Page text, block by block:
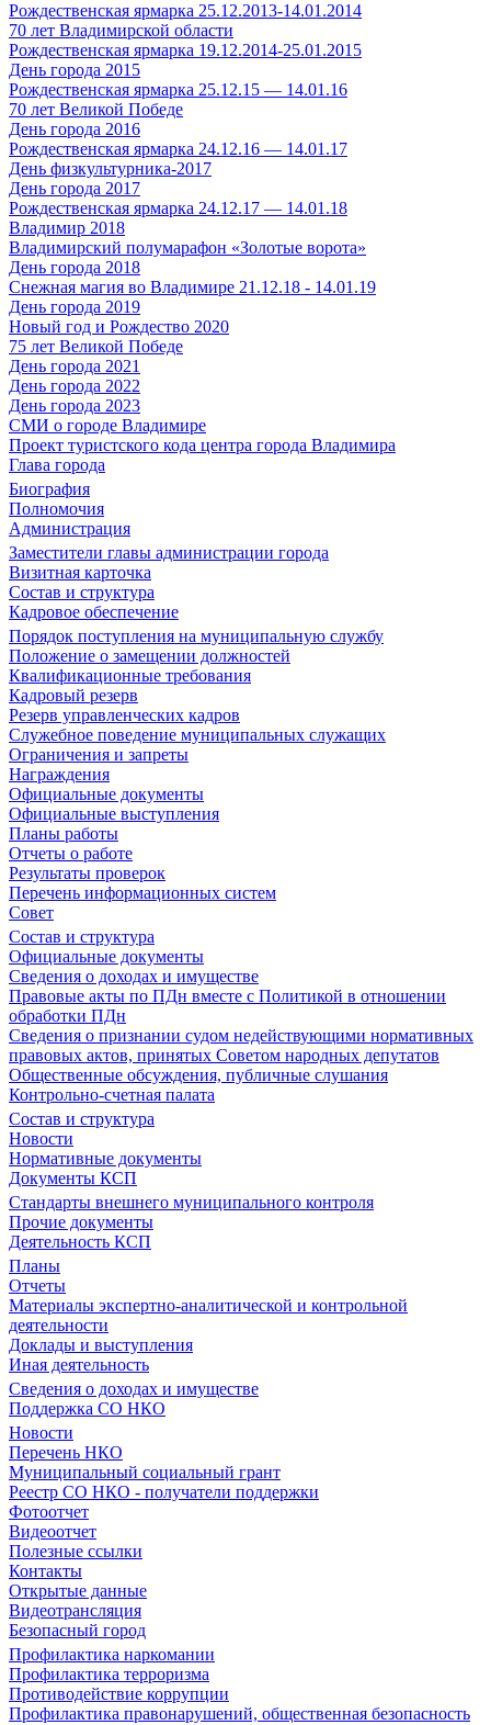
Рождественская ярмарка 25.12.2013-14.01.2014
70 лет Владимирской области
Рождественская ярмарка 19.12.2014-25.01.2015
День города 2015
Рождественская ярмарка 25.12.15 — 14.01.16
70 лет Великой Победе
День города 2016
Рождественская ярмарка 24.12.16 — 14.01.17
День физкультурника-2017
День города 2017
Рождественская ярмарка 24.12.17 — 14.01.18
Владимир 2018
Владимирский полумарафон «Золотые ворота»
День города 2018
Снежная магия во Владимире 21.12.18 - 14.01.19
День города 2019
Новый год и Рождество 2020
75 лет Великой Победе
День города 2021
День города 2022
День города 2023
СМИ о городе Владимире
Проект туристского кода центра города Владимира
Глава города
Биография
Полномочия
Администрация
Заместители главы администрации города
Визитная карточка
Состав и структура
Кадровое обеспечение
Порядок поступления на муниципальную службу
Положение о замещении должностей
Квалификационные требования
Кадровый резерв
Резерв управленческих кадров
Служебное поведение муниципальных служащих
Ограничения и запреты
Награждения
Официальные документы
Официальные выступления
Планы работы
Отчеты о работе
Результаты проверок
Перечень информационных систем
Совет
Состав и структура
Официальные документы
Сведения о доходах и имуществе
Правовые акты по ПДн вместе с Политикой в отношении
обработки ПДн
Сведения о признании судом недействующими нормативных
правовых актов, принятых Советом народных депутатов
Общественные обсуждения, публичные слушания
Контрольно-счетная палата
Состав и структура
Новости
Нормативные документы
Документы КСП
Стандарты внешнего муниципального контроля
Прочие документы
Деятельность КСП
Планы
Отчеты
Материалы экспертно-аналитической и контрольной
деятельности
Доклады и выступления
Иная деятельность
Сведения о доходах и имуществе
Поддержка СО НКО
Новости
Перечень НКО
Муниципальный социальный грант
Реестр СО НКО - получатели поддержки
Фотоотчет
Видеоотчет
Полезные ссылки
Контакты
Открытые данные
Видеотрансляция
Безопасный город
Профилактика наркомании
Профилактика терроризма
Противодействие коррупции
Профилактика правонарушений, общественная безопасность